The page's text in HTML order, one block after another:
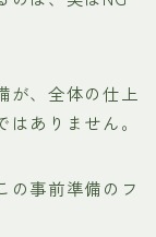
が、全体の仕上
ありません。
の事前準備のフ